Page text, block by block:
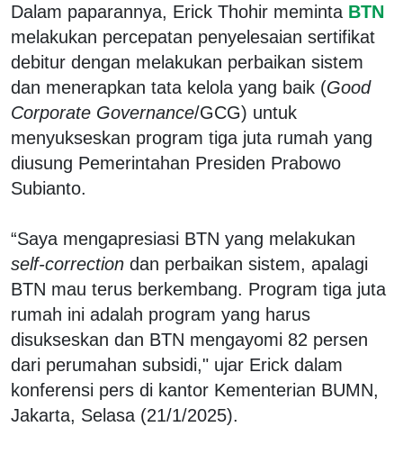
Dalam paparannya, Erick Thohir meminta BTN
melakukan percepatan penyelesaian sertifikat
debitur dengan melakukan perbaikan sistem
dan menerapkan tata kelola yang baik (Good
Corporate Governance/GCG) untuk
menyukseskan program tiga juta rumah yang
diusung Pemerintahan Presiden Prabowo
Subianto.
“Saya mengapresiasi BTN yang melakukan
self-correction dan perbaikan sistem, apalagi
BTN mau terus berkembang. Program tiga juta
rumah ini adalah program yang harus
disukseskan dan BTN mengayomi 82 persen
dari perumahan subsidi," ujar Erick dalam
konferensi pers di kantor Kementerian BUMN,
Jakarta, Selasa (21/1/2025).